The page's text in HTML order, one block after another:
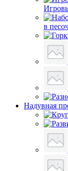
в
Надувная